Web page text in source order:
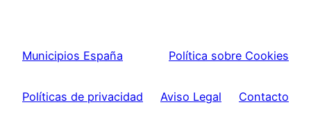
Municipios España Política sobre Cookies
Políticas de privacidad Aviso Legal Contacto